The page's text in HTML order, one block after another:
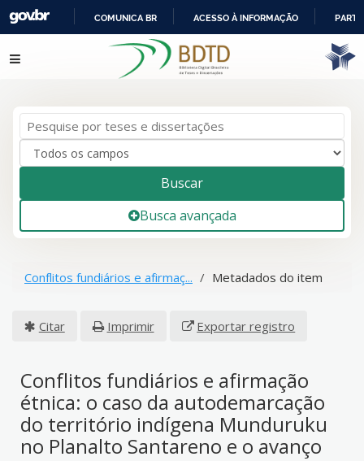
IR
PARA
COMUNICA BR ACESSO À INFORMAÇÃO
Pular para o conteúdo
Buscar
Busca avançada
Conflitos fundiários e afirmaç... Metadados do item
Citar Imprimir Exportar registro
Conflitos fundiários e afirmação
étnica: o caso da autodemarcação
do território indígena Munduruku
no Planalto Santareno e o avanço